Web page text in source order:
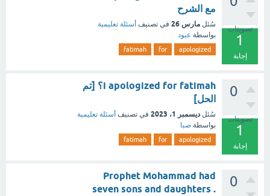
تصويتات
1
إجابة
مع الشرح
سُئل مارس 26 في تصنيف أسئلة تعليمية
بواسطة عبود
apologized
for
fatimah
0
تصويتات
1
إجابة
i apologized for fatimah؟ [تم
الحل]
سُئل ديسمبر 1، 2023 في تصنيف أسئلة تعليمية
بواسطة صبا
apologized
for
fatimah
0
Prophet Mohammad had
seven sons and daughters .